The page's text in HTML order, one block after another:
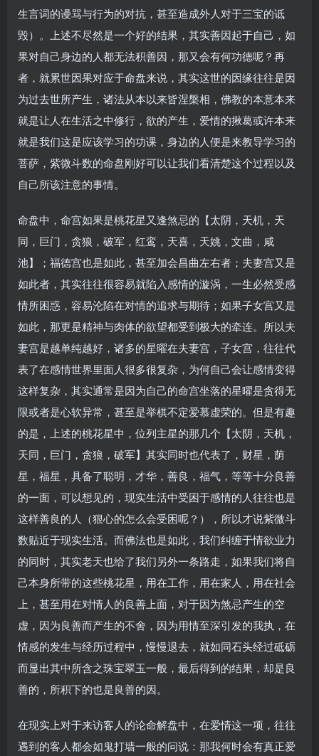
生言词的谩骂与行为的对抗，甚至造成外人对于三宝的诋
毁）。上述不尽然是一个好的结果，其实善因起于自己，如
果对自己身边的人都无法积善因，那又会有何功德呢？再
者，就累世因果对应于命盘来说，其实这世的因缘往往是因
为过去世所产生，诸法从本以来皆涅槃相，佛教的本意本来
就是让人在生活之中修行，欲的产生，爱情的揪葛或许本来
就是我们这是应该学习的功课，身边的人便是来教导学习的
菩萨，紫微斗数的命盘刚好可以让我们看清楚这个过程以及
自己所该注意的事情。
命盘中，命宫如果是桃花星又逢煞忌的【太阴，天机，天
同，巨门，贪狼，破军，红鸾，天喜，天姚，文曲，咸
池】；福德宫也是如此，甚至加会昌曲左右者；夫妻宫又是
如此者，其实往往很容易就陷入感情的漩涡，一生必然受感
情所困惑，容易沦陷在对情的追求与期待；如果子女宫又是
如此，那更是精神与肉体的欲望都受到极大的牵连。所以夫
妻宫是越单纯越好，诸多的星曜在夫妻宫，子女宫，往往代
表了在感情世界里面人很多很复杂，为何自己会让感情变得
这样复杂，其实通常是因为自己的命宫坐落的星曜是贪得无
限或者是心软异常，甚至是举棋不定爱慕虚荣的。但是有趣
的是，上述的桃花星中，位列主星的那几个【太阴，天机，
天同，巨门，贪狼，破军】其实同时也代表了，财星，荫
星，福星，具备了聪明，才华，善良，福气，等等十分良善
的一面，可以想见的，现实生活中受困于感情的人往往也是
这样善良的人（狠心的怎么会受困呢？），所以才说紫微斗
数贴近于现实生活。而佛法也是如此，我们纠缠于情欲业力
的同时，其实老天也给了我们另外一条路走，如果我们将自
己本身所带的这些桃花星，用在工作，用在家人，用在社会
上，甚至用在对情人的良善上面，对于因为煞忌产生的空
虚，因为良善而产生的不舍，因为用情至深引发的我执，在
情感的发生与经历过程中，慢慢退去，就如同石头经过砥砺
而显出其中所含之珠宝翠玉一般，最后得到的结果，却是良
善的，所积下的也是良善的因。
在现实上对于来访客人的论命解盘中，在爱情这一项，往往
遇到的客人都会如鬼打墙一般的问说：那我何时会有真正爱